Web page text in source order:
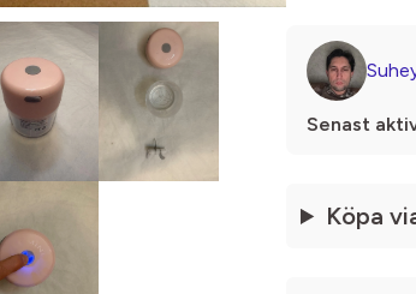
Senast
Köpa